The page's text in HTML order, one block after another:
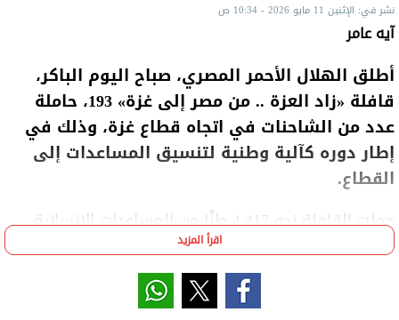
نشر في: الإثنين 11 مايو 2026 - 10:34 ص
آيه عامر
أطلق الهلال الأحمر المصري، صباح اليوم الباكر،
قافلة «زاد العزة .. من مصر إلى غزة» 193، حاملة
عدد من الشاحنات في اتجاه قطاع غزة، وذلك في
إطار دوره كآلية وطنية لتنسيق المساعدات إلى
القطاع.
حملت القافلة نحو 4,417 طنًا من المساعدات الإنسانية
الشاملة، شملت: سلال غذائية، دقيق، مستلزمات طبية،
مواد إغاثية، ومواد بترولية لتشغيل المستشفيات
والأماكن الحيوية بالقطاع.
اقرأ المزيد